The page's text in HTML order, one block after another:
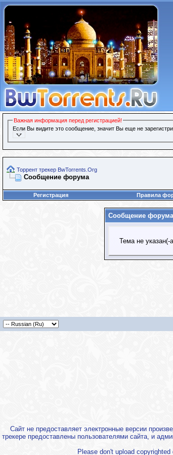
Важная информация перед регистрацией!
Если Вы видите это сообщение, значит Вы еще не
Торрент трекер BwTorrents.Org
Сообщение форума
Регистрация
Правила
Сообщение форума
Тема не
Сайт не предоставляет электронные версии
трекере предоставлены пользователями сайта, и
Please don't upload